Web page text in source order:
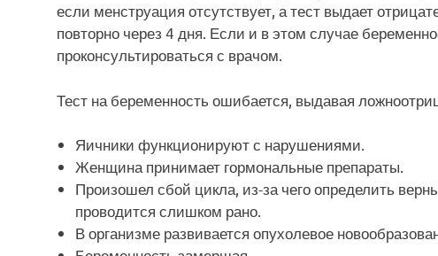
если менструация отсутствует, а тест выдает
повторно через 4 дня. Если и в этом случае
проконсультироваться с врачом.
Тест на беременность ошибается, выдавая
Яичники функционируют с нарушениями.
Женщина принимает гормональные препараты.
Произошел сбой цикла, из-за чего определить
проводится слишком рано.
В организме развивается опухолевое